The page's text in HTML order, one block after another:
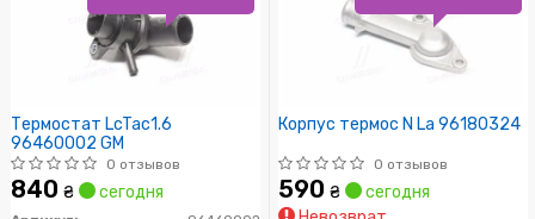
Термостат LcTac1.6
96460002 GM
0 отзывов
840 ₴ сегодня
Корпус термос N La 96180324
0 отзывов
590 ₴
сегодня